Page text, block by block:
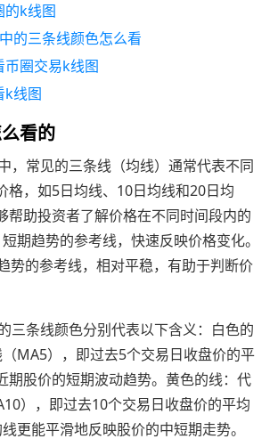
的k线图
的三条线颜色怎么看
币圈交易k线图
k线图
看的
，常见的三条线（均线）通常代表不同
格，如5日均线、10日均线和20日均
帮助投资者了解价格在不同时间段内的
期趋势的参考线，快速反映价格变化。
势的参考线，相对平稳，有助于判断价
三条线颜色分别代表以下含义：白色的
MA5），即过去5个交易日收盘价的平
期股价的短期波动趋势。黄色的线：代
），即过去10个交易日收盘价的平均
更能平滑地反映股价的中短期走势。